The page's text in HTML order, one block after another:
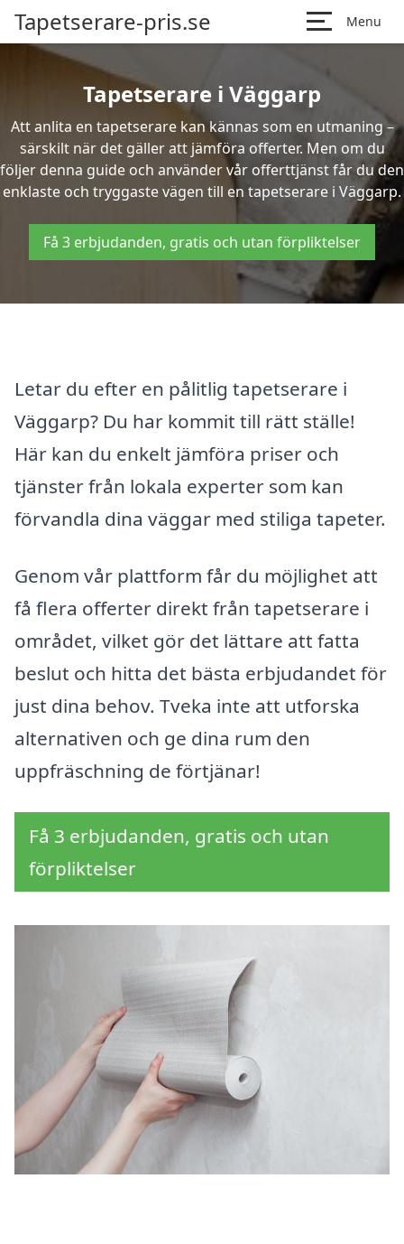
Tapetserare-pris.se Menu
Tapetserare i Väggarp
Att anlita en tapetserare kan kännas som en utmaning –
särskilt när det gäller att jämföra offerter. Men om du
följer denna guide och använder vår offerttjänst får du den
enklaste och tryggaste vägen till en tapetserare i Väggarp.
Få 3 erbjudanden, gratis och utan förpliktelser
Letar du efter en pålitlig tapetserare i
Väggarp? Du har kommit till rätt ställe!
Här kan du enkelt jämföra priser och
tjänster från lokala experter som kan
förvandla dina väggar med stiliga tapeter.
Genom vår plattform får du möjlighet att
få flera offerter direkt från tapetserare i
området, vilket gör det lättare att fatta
beslut och hitta det bästa erbjudandet för
just dina behov. Tveka inte att utforska
alternativen och ge dina rum den
uppfräschning de förtjänar!
Få 3 erbjudanden, gratis och utan
förpliktelser